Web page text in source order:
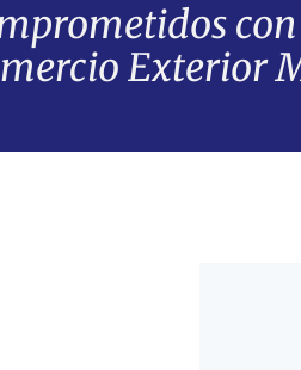
Exterior